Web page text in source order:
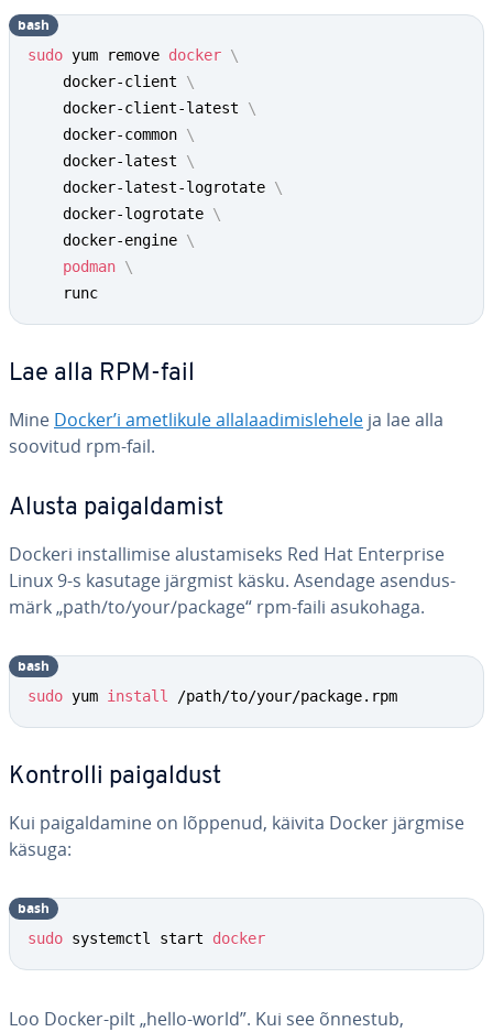
sudo yum remove docker \
    docker-client
\
    docker-client-latest
\
    docker-common
\
    docker-latest
\
    docker-latest-logrotate
\
    docker-logrotate
\
    docker-engine
\
podman \
    runc
bash
Lae alla RPM-fail
Mine Docker’i amet­li­kule al­la­laa­di­mis­le­hele ja lae alla
soovitud rpm-fail.
Alusta pai­gal­da­mist
Dockeri ins­tal­li­mise alus­ta­miseks Red Hat En­terprise
Linux 9-s kasutage järgmist käsku. Asendage asen­dus­
märk „path/to/your/package“ rpm-faili asukohaga.
sudo yum install /path/to/your/package.rpm
bash
Kontrolli pai­gal­dust
Kui pai­gal­da­mine on lõppenud, käivita Docker järgmise
käsuga:
sudo systemctl start docker
bash
Loo Docker-pilt „hello-world”. Kui see õnnestub,